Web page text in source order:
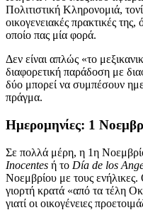
Πολιτιστική Κληρονομιά,
οικογενειακές πρακτικές
οποίο πας μία φορά.
Δεν είναι απλώς «το
διαφορετική παράδοση με
δύο μπορεί να συμπέσουν
πράγμα.
Ημερομηνίες: 1
Σε πολλά μέρη, η 1η
Inocentes ή το Día de los
Νοεμβρίου με τους ενήλικες.
γιορτή κρατά «από τα τέλη
γιατί οι οικογένειες